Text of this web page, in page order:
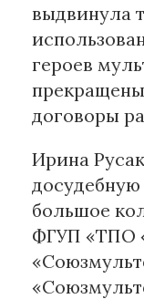
Материалы
Artists /
n'RIS
Онлайн патент
Цифровой
Смотрите нас
выдвинула
героев
договоры
Ирина
досудебную
большое
ФГУП «ТПО